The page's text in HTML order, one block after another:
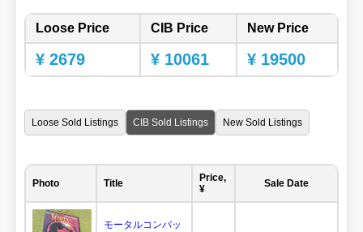
Loose Price CIB Price New Price
¥ 2679 ¥ 10061 ¥ 19500
Loose Sold Listings CIB Sold Listings New Sold Listings
Photo Title
Price,
¥
Sale Date
モータルコンバッ